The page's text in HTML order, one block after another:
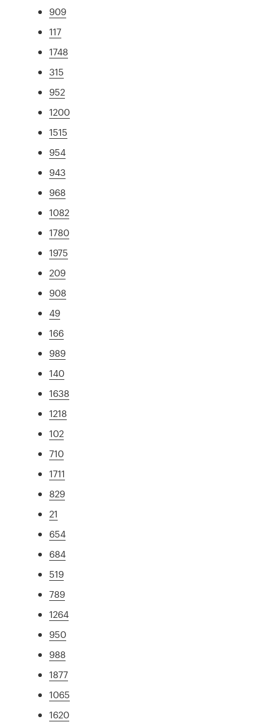
909
117
1748
315
952
1200
1515
954
943
968
1082
1780
1975
209
908
49
166
989
140
1638
1218
102
710
1711
829
21
654
684
519
789
1264
950
988
1877
1065
1620